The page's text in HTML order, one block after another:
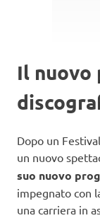
Il
Dopo un
un nuovo
suo nuovo
impegnato con
una carriera in